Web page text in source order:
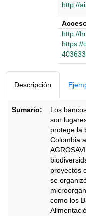
http://
http://
https://
403633
Descripción
Sumario:
Los
son
protege la
Colombia
proyectos
se
como los